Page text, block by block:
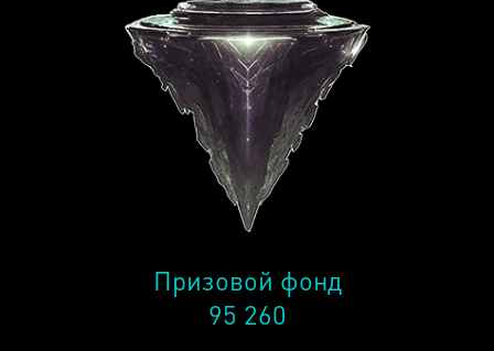
Призовой фонд
95 260